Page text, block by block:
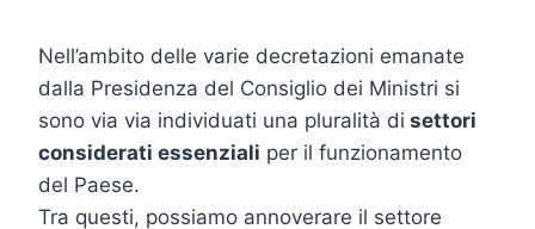
Nell’ambito delle varie decretazioni emanate
dalla Presidenza del Consiglio dei Ministri si
sono via via individuati una pluralità di settori
considerati essenziali per il funzionamento
del Paese.
Tra questi, possiamo annoverare il settore